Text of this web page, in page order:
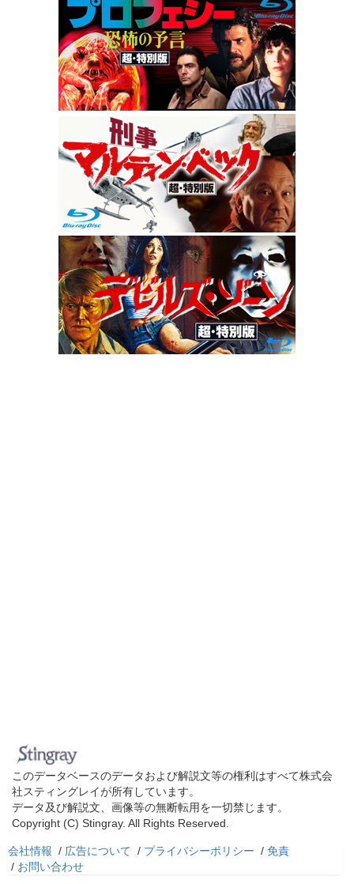
このデータベースのデータおよび解説文等の権利はすべて株式会
社スティングレイが所有しています。
データ及び解説文、画像等の無断転用を一切禁じます。
Copyright (C) Stingray. All Rights Reserved.
会社情報 / 広告について / プライバシーポリシー / 免責
/ お問い合わせ